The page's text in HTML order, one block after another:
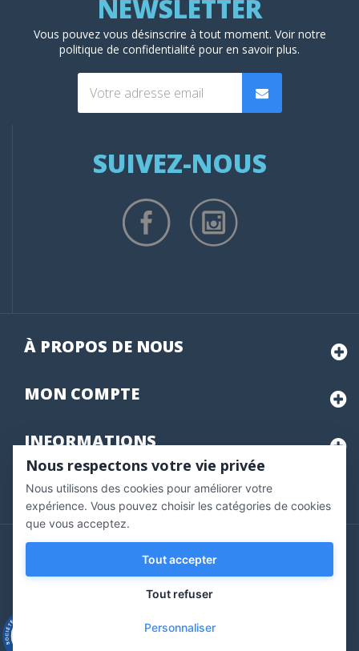
Vous pouvez vous désinscrire à tout moment. Voir notre
politique de confidentialité pour en savoir plus.
SUIVEZ-NOUS
À PROPOS DE NOUS
MON COMPTE
INFORMATIONS
Marchand approuvé par la Société des Avis Garantis,
pour vérifier .
Copyright © 2020 Vernazobres Grego - tous droits
réservés.
Nous respectons votre vie privée
Nous utilisons des cookies pour améliorer votre
expérience. Vous pouvez choisir les catégories de cookies
que vous acceptez.
Tout accepter
Tout refuser
Personnaliser